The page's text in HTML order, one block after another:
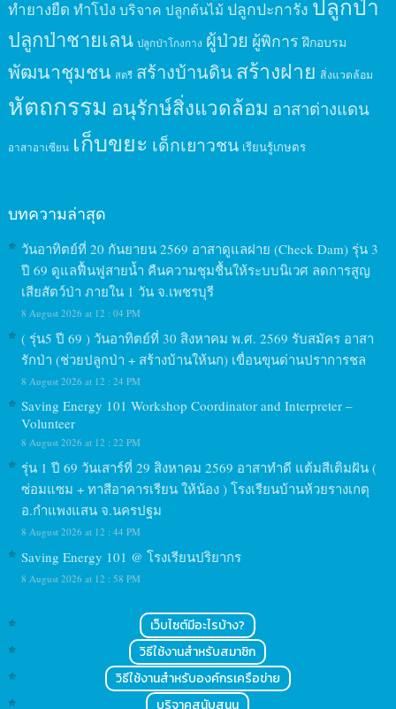
ทำยางยืด ทำโป่ง บริจาค ปลูกต้นไม้ ปลูกปะการัง ปลูกป่า
ปลูกป่าชายเลน ปลูกป่าโกงกาง ผู้ป่วย ผู้พิการ ฝึกอบรม
พัฒนาชุมชน สตรี สร้างบ้านดินสร้างฝาย สิ่งแวดล้อม
หัตถกรรม อนุรักษ์สิ่งแวดล้อม อาสาต่างแดน
อาสาอาเซียน เก็บขยะ เด็กเยาวชน เรียนรู้เกษตร
บทความล่าสุด
วันอาทิตย์ที่ 20 กันยายน 2569 อาสาดูแลฝาย (Check Dam) รุ่น 3
ปี 69 ดูแลฟื้นฟูสายน้ำ คืนความชุมชื้นให้ระบบนิเวศ ลดการสูญ
เสียสัตว์ป่า ภายใน 1 วัน จ.เพชรบุรี
8 August 2026 at 12 : 04 PM
( รุ่น5 ปี 69 ) วันอาทิตย์ที่ 30 สิงหาคม พ.ศ. 2569 รับสมัคร อาสา
รักป่า (ช่วยปลูกป่า + สร้างบ้านให้นก) เขื่อนขุนด่านปราการชล
8 August 2026 at 12 : 24 PM
Saving Energy 101 Workshop Coordinator and Interpreter –
Volunteer
8 August 2026 at 12 : 22 PM
รุ่น 1 ปี 69 วันเสาร์ที่ 29 สิงหาคม 2569 อาสาทำดี แต้มสีเติมฝัน (
ซ่อมแซม + ทาสีอาคารเรียน ให้น้อง ) โรงเรียนบ้านห้วยรางเกตุ
อ.กำแพงแสน จ.นครปฐม
8 August 2026 at 12 : 44 PM
Saving Energy 101 @ โรงเรียนปริยากร
8 August 2026 at 12 : 58 PM
เว็บไซต์มีอะไรบ้าง?
วิธีใช้งานสำหรับสมาชิก
วิธีใช้งานสำหรับองค์กรเครือข่าย
บริจาคสนับสนุน